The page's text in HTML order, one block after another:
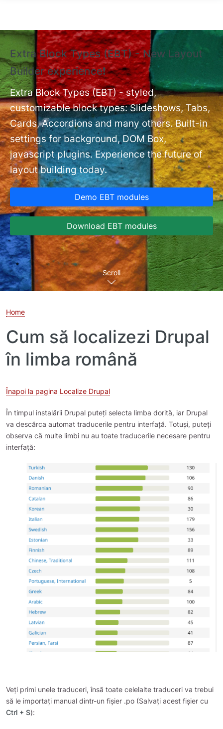
Extra Block Types (EBT) - New Layout
Builder experience❗
Extra Block Types (EBT) - styled,
customizable block types: Slideshows, Tabs,
Cards, Accordions and many others. Built-in
settings for background, DOM Box,
javascript plugins. Experience the future of
layout building today.
Demo EBT modules
Download EBT modules
Scroll
Home
Cum să localizezi Drupal
în limba română
Înapoi la pagina Localize Drupal
În timpul instalării Drupal puteți selecta limba dorită, iar Drupal
va descărca automat traducerile pentru interfață. Totuși, puteți
observa că multe limbi nu au toate traducerile necesare pentru
interfață:
Veți primi unele traduceri, însă toate celelalte traduceri va trebui
să le importați manual dintr-un fișier .po (Salvați acest fișier cu
Ctrl + S):